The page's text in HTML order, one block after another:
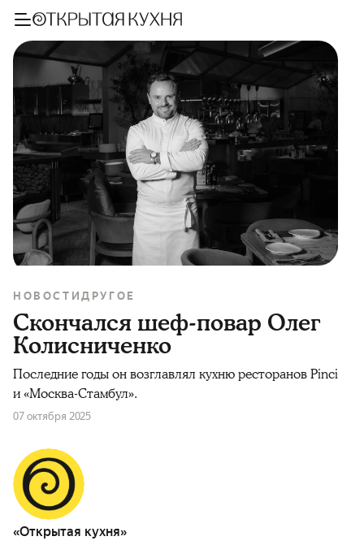
НОВОСТИДРУГОЕ
Скончался шеф-повар Олег
Колисниченко
Последние годы он возглавлял кухню ресторанов Pinci
и «Москва-Стамбул».
07 октября 2025
«Открытая кухня»